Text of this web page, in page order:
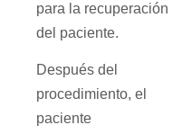
para la recuperación
del paciente.
Después del
procedimiento, el
paciente